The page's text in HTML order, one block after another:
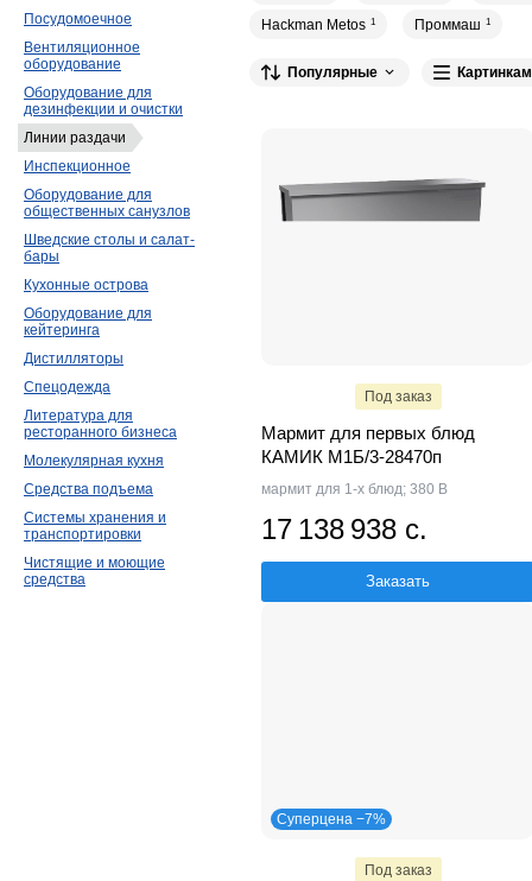
Hackman Metos 1 Проммаш 1
Популярные
Под заказ
Мармит для первых блюд
КАМИК М1Б/3-28470п
мармит для 1-х блюд; 380 В
17 138 938 с.
Заказать
Суперцена −7%
Под заказ
Посудомоечное
Вентиляционное
оборудование
Оборудование для
дезинфекции и очистки
Линии раздачи
Инспекционное
Оборудование для
общественных санузлов
Шведские столы и салат-
бары
Кухонные острова
Оборудование для
кейтеринга
Дистилляторы
Спецодежда
Литература для
ресторанного бизнеса
Молекулярная кухня
Средства подъема
Системы хранения и
транспортировки
Чистящие и моющие
средства